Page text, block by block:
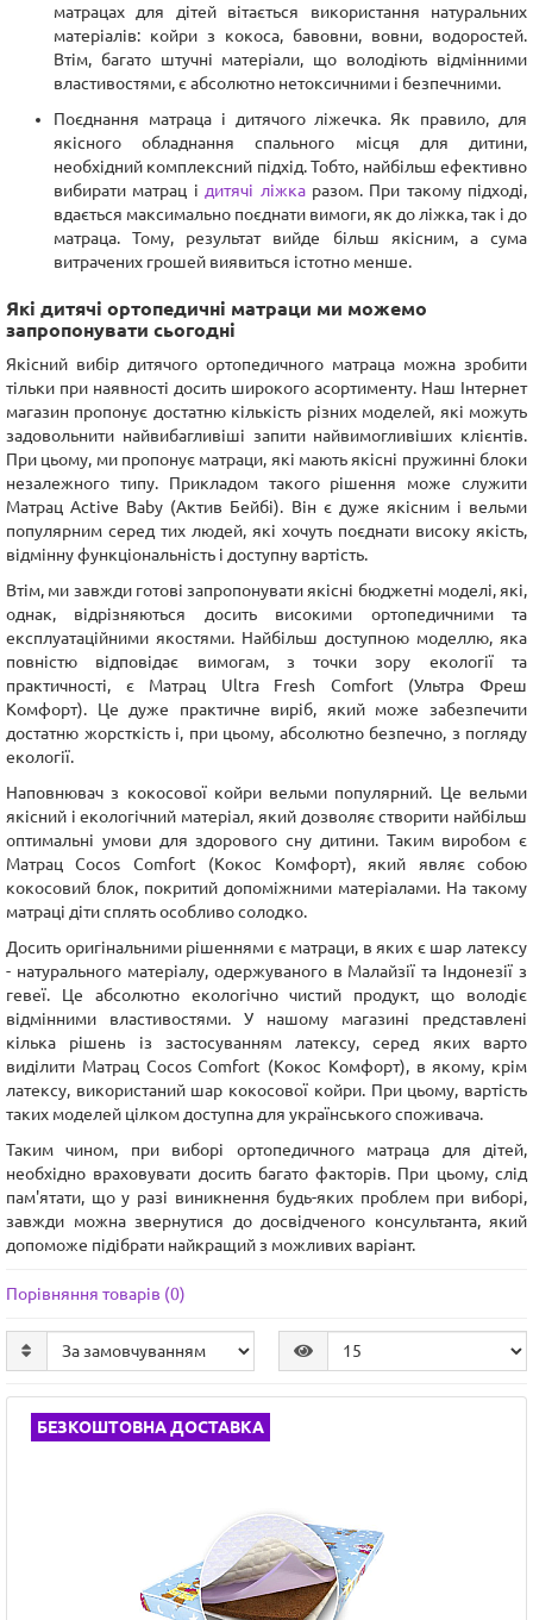
матрацах для дітей вітається використання натуральних
матеріалів: койри з кокоса, бавовни, вовни, водоростей.
Втім, багато штучні матеріали, що володіють відмінними
властивостями, є абсолютно нетоксичними і безпечними.
Поєднання матраца і дитячого ліжечка. Як правило, для
якісного обладнання спального місця для дитини,
необхідний комплексний підхід. Тобто, найбільш ефективно
вибирати матрац і дитячі ліжкаразом. При такому підході,
вдається максимально поєднати вимоги, як до ліжка, так і до
матраца. Тому, результат вийде більш якісним, а сума
витрачених грошей виявиться істотно менше.
Які дитячі ортопедичні матраци ми можемо
запропонувати сьогодні
Якісний вибір дитячого ортопедичного матраца можна зробити
тільки при наявності досить широкого асортименту. Наш Інтернет
магазин пропонує достатню кількість різних моделей, які можуть
задовольнити найвибагливіші запити найвимогливіших клієнтів.
При цьому, ми пропонує матраци, які мають якісні пружинні блоки
незалежного типу. Прикладом такого рішення може служити
Матрац Active Baby (Актив Бейбі). Він є дуже якісним і вельми
популярним серед тих людей, які хочуть поєднати високу якість,
відмінну функціональність і доступну вартість.
Втім, ми завжди готові запропонувати якісні бюджетні моделі, які,
однак, відрізняються досить високими ортопедичними та
експлуатаційними якостями. Найбільш доступною моделлю, яка
повністю відповідає вимогам, з точки зору екології та
практичності, є Матрац Ultra Fresh Comfort (Ультра Фреш
Комфорт). Це дуже практичне виріб, який може забезпечити
достатню жорсткість і, при цьому, абсолютно безпечно, з погляду
екології.
Наповнювач з кокосової койри вельми популярний. Це вельми
якісний і екологічний матеріал, який дозволяє створити найбільш
оптимальні умови для здорового сну дитини. Таким виробом є
Матрац Cocos Comfort (Кокос Комфорт), який являє собою
кокосовий блок, покритий допоміжними матеріалами. На такому
матраці діти сплять особливо солодко.
Досить оригінальними рішеннями є матраци, в яких є шар латексу
- натурального матеріалу, одержуваного в Малайзії та Індонезії з
гевеї. Це абсолютно екологічно чистий продукт, що володіє
відмінними властивостями. У нашому магазині представлені
кілька рішень із застосуванням латексу, серед яких варто
виділити Матрац Cocos Comfort (Кокос Комфорт), в якому, крім
латексу, використаний шар кокосової койри. При цьому, вартість
таких моделей цілком доступна для українського споживача.
Таким чином, при виборі ортопедичного матраца для дітей,
необхідно враховувати досить багато факторів. При цьому, слід
пам'ятати, що у разі виникнення будь-яких проблем при виборі,
завжди можна звернутися до досвідченого консультанта, який
допоможе підібрати найкращий з можливих варіант.
Порівняння товарів (0)
БЕЗКОШТОВНА ДОСТАВКА